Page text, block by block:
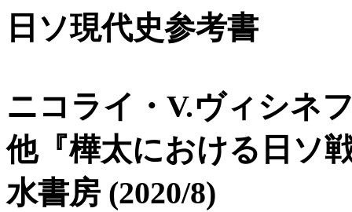
日ソ現代史参考書
ニコライ・V.ヴィシネ
他『樺太における日ソ
水書房 (2020/8)